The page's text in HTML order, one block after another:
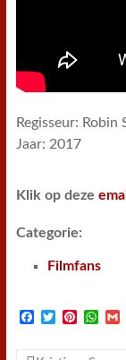
Regisseur: Robin
Jaar: 2017
Klik op deze
Categorie:
Filmfans
W